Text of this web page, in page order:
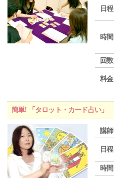
日程
時間
回数
料金
簡単! 「タロット・カード占い」
講師
日程
時間